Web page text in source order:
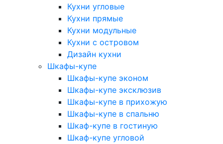
Кухни угловые
Кухни прямые
Кухни модульные
Кухни с островом
Дизайн кухни
Шкафы-купе
Шкафы-купе эконом
Шкафы-купе эксклюзив
Шкафы-купе в прихожую
Шкафы-купе в спальню
Шкаф-купе в гостиную
Шкаф-купе угловой